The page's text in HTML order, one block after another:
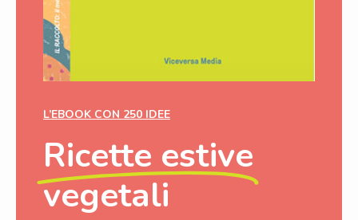
L’EBOOK CON 250 IDEE
Ricette estive
vegetali